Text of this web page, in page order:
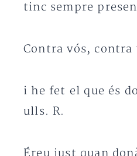
tinc sempre
Contra vós, contra
i he fet el que és
ulls. R.